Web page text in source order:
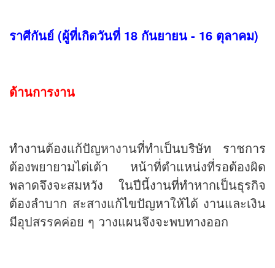
ราศีกันย์ (ผู้ที่เกิดวันที่ 18 กันยายน - 16 ตุลาคม)
ด้านการงาน
ทำงานต้องแก้ปัญหางานที่ทำเป็นบริษัท ราชการ
ต้องพยายามไต่เต้า หน้าที่ตำแหน่งที่รอต้องผิด
พลาดจึงจะสมหวัง ในปีนี้งานที่ทำหากเป็นธุรกิจ
ต้องลำบาก สะสางแก้ไขปัญหาให้ได้ งานและเงิน
มีอุปสรรคค่อย ๆ วางแผนจึงจะพบทางออก